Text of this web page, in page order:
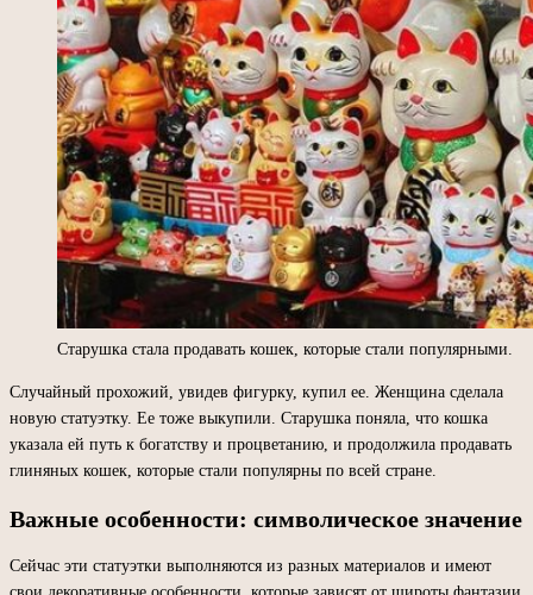
Старушка стала продавать кошек, которые стали популярными.
Случайный прохожий, увидев фигурку, купил ее. Женщина сделала
новую статуэтку. Ее тоже выкупили. Старушка поняла, что кошка
указала ей путь к богатству и процветанию, и продолжила продавать
глиняных кошек, которые стали популярны по всей стране.
Важные особенности: символическое значение
Сейчас эти статуэтки выполняются из разных материалов и имеют